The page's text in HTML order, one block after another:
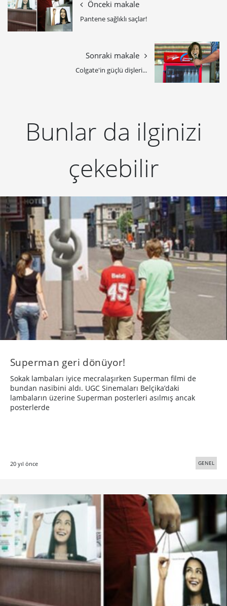
Önceki makale
Pantene sağlıklı saçlar!
Sonraki makale
Colgate'in güçlü dişleri...
Bunlar da ilginizi
çekebilir
Superman geri dönüyor!
Sokak lambaları iyice mecralaşırken Superman filmi de
bundan nasibini aldı. UGC Sinemaları Belçika’daki
lambaların üzerine Superman posterleri asılmış ancak
posterlerde
20 yıl önce GENEL